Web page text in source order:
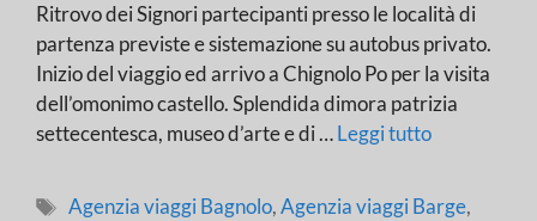
Ritrovo dei Signori partecipanti presso le località di
partenza previste e sistemazione su autobus privato.
Inizio del viaggio ed arrivo a Chignolo Po per la visita
dell’omonimo castello. Splendida dimora patrizia
settecentesca, museo d’arte e di …Leggi tutto
Tag
Agenzia viaggi Bagnolo,Agenzia viaggi Barge,